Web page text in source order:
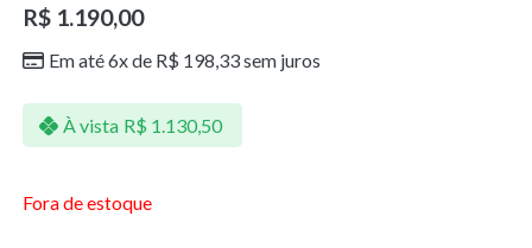
R$1.190,00
Em até 6x de R$ 198,33sem juros
À vista R$ 1.130,50
Fora de estoque